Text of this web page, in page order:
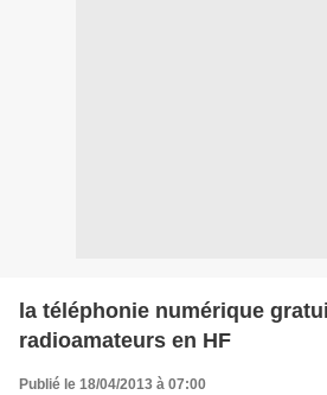
la téléphonie numérique
radioamateurs en HF
Publié le 18/04/2013 à 07:00